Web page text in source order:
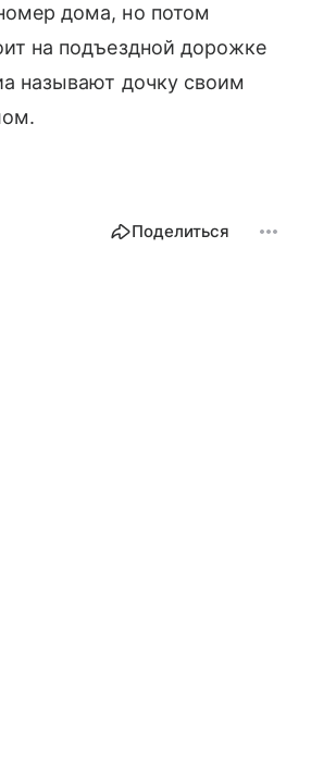
дома, но потом
на подъездной дорожке
называют дочку своим
Поделиться